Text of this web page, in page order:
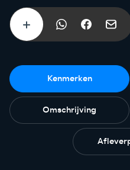
Kenmerken
Omschrijving